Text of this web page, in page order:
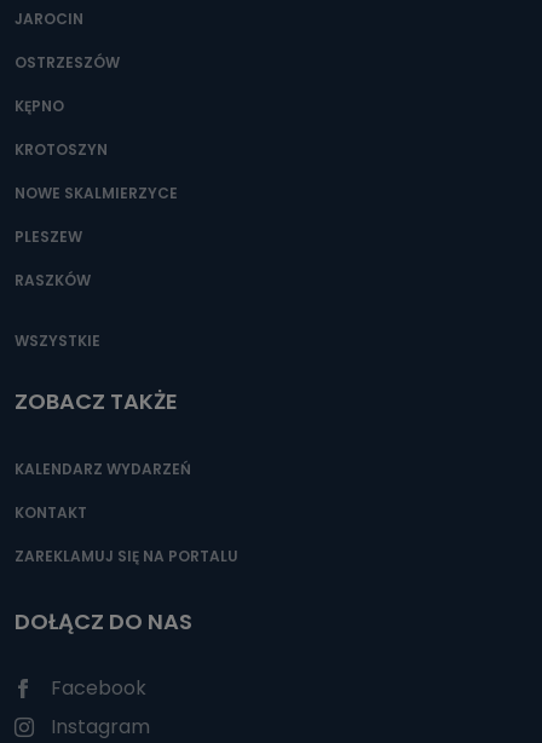
JAROCIN
OSTRZESZÓW
KĘPNO
KROTOSZYN
NOWE SKALMIERZYCE
PLESZEW
RASZKÓW
WSZYSTKIE
ZOBACZ TAKŻE
KALENDARZ WYDARZEŃ
KONTAKT
ZAREKLAMUJ SIĘ NA PORTALU
DOŁĄCZ DO NAS
Facebook
Instagram